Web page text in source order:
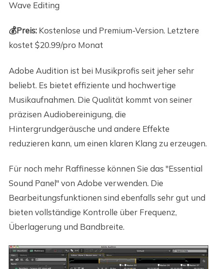
Wave Editing
💰Preis:Kostenlose und Premium-Version. Letztere
kostet $20.99/pro Monat
Adobe Audition ist bei Musikprofis seit jeher sehr
beliebt. Es bietet effiziente und hochwertige
Musikaufnahmen. Die Qualität kommt von seiner
präzisen Audiobereinigung, die
Hintergrundgeräusche und andere Effekte
reduzieren kann, um einen klaren Klang zu erzeugen.
Für noch mehr Raffinesse können Sie das "Essential
Sound Panel" von Adobe verwenden. Die
Bearbeitungsfunktionen sind ebenfalls sehr gut und
bieten vollständige Kontrolle über Frequenz,
Überlagerung und Bandbreite.